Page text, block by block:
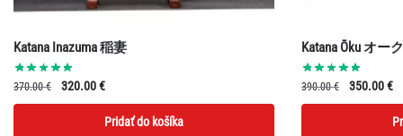
Katana Inazuma 稲妻
370.00€
Pôvodná
cena
320.00€Aktuálna
cena
je:
Pridať do košíka
Katana Ōku オーク
390.00€
Pôvodná
cena
350.00€
je: